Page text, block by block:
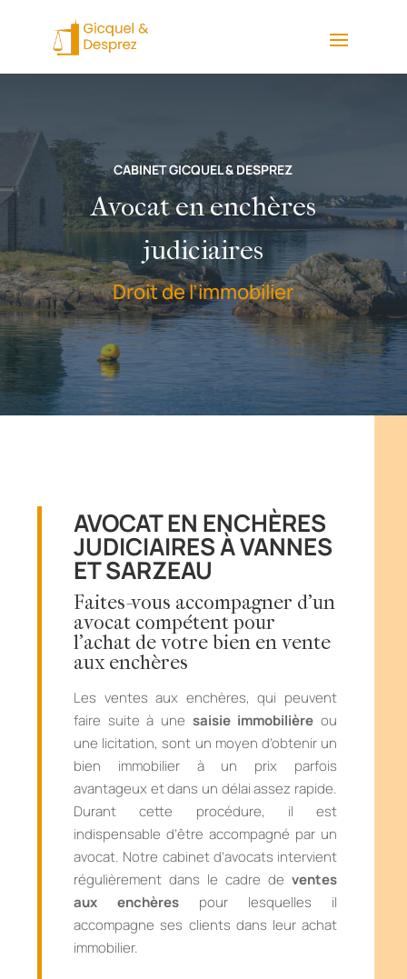
CABINET GICQUEL & DESPREZ
Avocat en enchères
judiciaires
Droit de l’immobilier
AVOCAT EN ENCHÈRES
JUDICIAIRES À VANNES
ET SARZEAU
Faites-vous accompagner d’un
avocat compétent pour
l’achat de votre bien en vente
aux enchères
Les ventes aux enchères, qui peuvent
faire suite à une saisie immobilière ou
une licitation, sont un moyen d’obtenir un
bien immobilier à un prix parfois
avantageux et dans un délai assez rapide.
Durant cette procédure, il est
indispensable d’être accompagné par un
avocat. Notre cabinet d’avocats intervient
régulièrement dans le cadre de ventes
aux enchères pour lesquelles il
accompagne ses clients dans leur achat
immobilier.